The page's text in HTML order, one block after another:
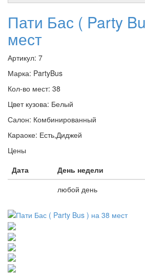
Пати Бас ( Party
мест
Артикул: 7
Марка: PartyBus
Кол-во мест: 38
Цвет кузова: Белый
Салон: Комбинированный
Караоке: Есть,Диджей
Цены
Дата
День недели
любой день